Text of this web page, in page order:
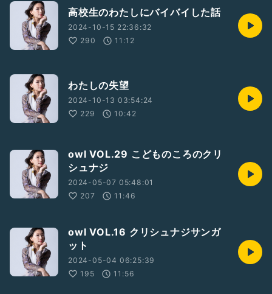
高校生のわたしにバイバイした話
2024-10-15 22:36:32
290
11:12
わたしの失望
2024-10-13 03:54:24
229
10:42
owl VOL.29 こどものころのクリ
シュナジ
2024-05-07 05:48:01
207
11:46
owl VOL.16 クリシュナジサンガ
ット
2024-05-04 06:25:39
195
11:56